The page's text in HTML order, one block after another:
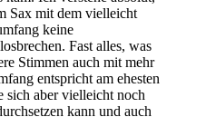
Sax mit dem vielleicht
keine
Fast alles, was
Stimmen auch mit mehr
entspricht am ehesten
sich aber vielleicht noch
kann und auch